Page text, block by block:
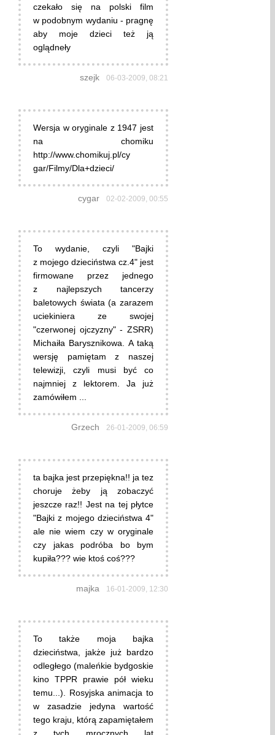
czekało się na polski film
w podobnym wydaniu - pragnę
aby moje dzieci też ją
oglądneły
szejk 06-03-2009, 08:21
Wersja w oryginale z 1947 jest
na chomiku
http://www.chomikuj.pl/cy
gar/Filmy/Dla+dzieci/
cygar 02-02-2009, 00:55
To wydanie, czyli "Bajki
z mojego dzieciństwa cz.4" jest
firmowane przez jednego
z najlepszych tancerzy
baletowych świata (a zarazem
uciekiniera ze swojej
"czerwonej ojczyzny" - ZSRR)
Michaiła Barysznikowa. A taką
wersję pamiętam z naszej
telewizji, czyli musi być co
najmniej z lektorem. Ja już
zamówiłem ...
Grzech 26-01-2009, 06:59
ta bajka jest przepiękna!! ja tez
choruje żeby ją zobaczyć
jeszcze raz!! Jest na tej płytce
"Bajki z mojego dzieciństwa 4"
ale nie wiem czy w oryginale
czy jakas podróba bo bym
kupiła??? wie ktoś coś???
majka 16-01-2009, 12:30
To także moja bajka
dzieciństwa, jakże już bardzo
odległego (maleńkie bydgoskie
kino TPPR prawie pół wieku
temu...). Rosyjska animacja to
w zasadzie jedyna wartość
tego kraju, którą zapamiętałem